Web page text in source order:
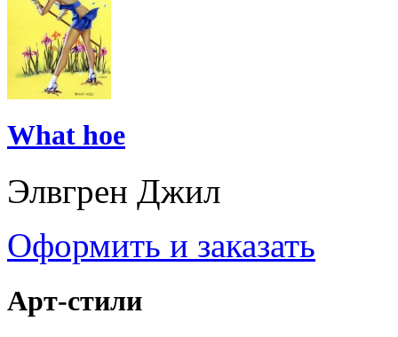
What hoe
Элвгрен Джил
Оформить и заказать
Арт-стили